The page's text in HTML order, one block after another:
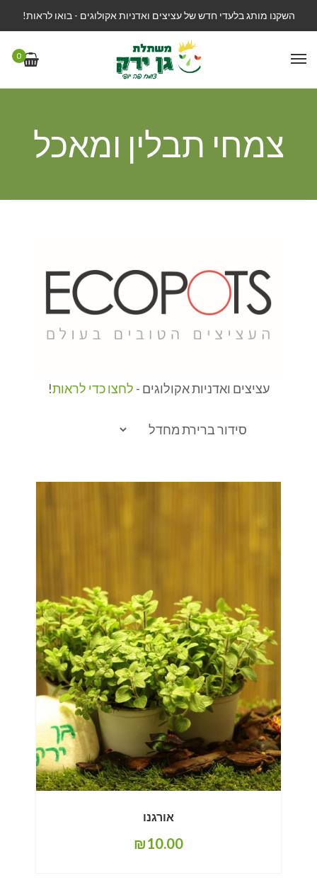
השקנו מותג בלעדי חדש של עציצים ואדניות אקולוגים - בואו לראות!
0
צמחי תבלין ומאכל
עציצים ואדניות אקולוגים - לחצו כדי לראות!
אורגנו
₪10.00